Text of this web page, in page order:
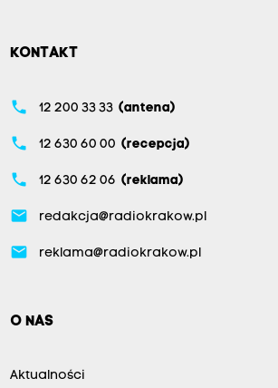
KONTAKT
phone 12 200 33 33 (antena)
phone 12 630 60 00 (recepcja)
phone 12 630 62 06 (reklama)
email redakcja@radiokrakow.pl
email reklama@radiokrakow.pl
O NAS
Aktualności